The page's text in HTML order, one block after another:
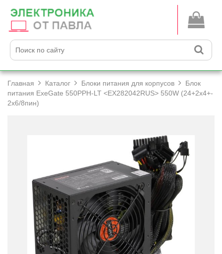
Главная Каталог Блоки питания для корпусов
Блок
питания ExeGate 550PPH-LT <EX282042RUS> 550W (24+­2x4+­
2x6/­8пин)